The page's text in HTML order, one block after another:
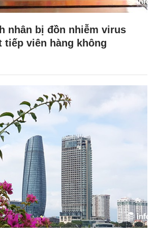
nhân bị đồn nhiễm virus
tiếp viên hàng không